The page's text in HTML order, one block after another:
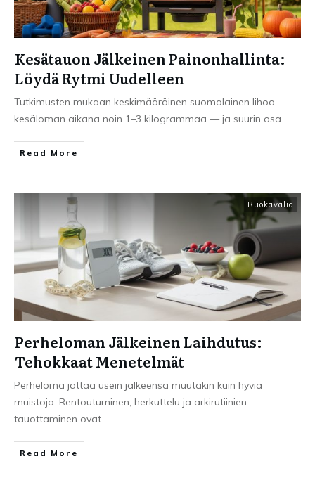
Kesätauon Jälkeinen Painonhallinta:
Löydä Rytmi Uudelleen
Tutkimusten mukaan keskimääräinen suomalainen lihoo
kesäloman aikana noin 1–3 kilogrammaa — ja suurin osa ...
Read More
Ruokavalio
Perheloman Jälkeinen Laihdutus:
Tehokkaat Menetelmät
Perheloma jättää usein jälkeensä muutakin kuin hyviä
muistoja. Rentoutuminen, herkuttelu ja arkirutiinien
tauottaminen ovat ...
Read More